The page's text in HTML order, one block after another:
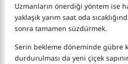
Uzmanların önerdiği yöntem ise
yaklaşık yarım saat oda
sonra tamamen süzdürmek.
Serin bekleme döneminde gübre
durdurulması da yeni çiçek